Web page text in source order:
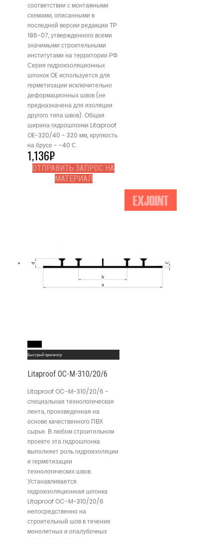
соответствии с монтажными
схемами, описанными в
последней версии редакции ТР
186-07, утвержденного всеми
значимыми строительными
институтами на территории РФ.
Серия гидроизоляционных
шпонок OE используется для
герметизации исключительно
деформационных швов (не
предназначена для изоляции
другого типа швов). Общая
ширина гидрошпонки Litaproof
OE-320/40 - 320 мм, хрупкость
на брусе - -40 С.
1,136₽
ОТПРАВИТЬ ЗАПРОС НА
МАТЕРИАЛ
Быстрый просмотр
Litaproof OC-M-310/20/6
Litaproof OC-M-310/20/6 -
специальная технологическая
лента, произведенная на
основе качественного ПВХ
сырья. В любом строительном
проекте эта гидрошпонка
выполняет роль гидроизоляции
и герметизации
технологических швов.
Устанавливается
гидроизоляционная шпонка
Litaproof OC-M-310/20/6
непосредственно на
строительный шов в течение
монолитных и опалубочных